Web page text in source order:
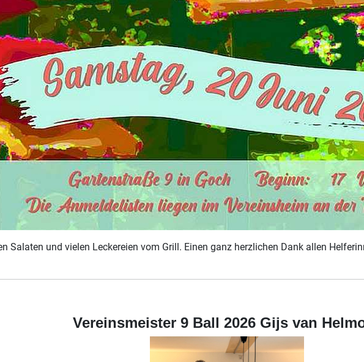
Salaten und vielen Leckereien vom Grill. Einen ganz herzlichen Dank allen
Vereinsmeister 9 Ball 2026 Gijs van